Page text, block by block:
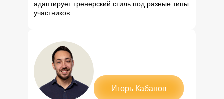
адаптирует тренерский стиль под разные типы
участников.
Игорь Кабанов